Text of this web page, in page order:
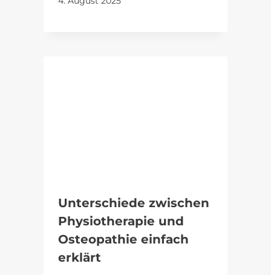
Unterschiede zwischen
Physiotherapie und
Osteopathie einfach
erklärt